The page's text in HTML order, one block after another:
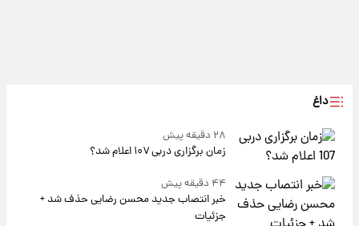
داغ
۲۸ دقیقه پیش
زمان برگزاری دربی ۱۰۷ اعلام شد؟
۴۴ دقیقه پیش
خبر انتصاب جدید محسن رضایی حذف شد +
جزئیات